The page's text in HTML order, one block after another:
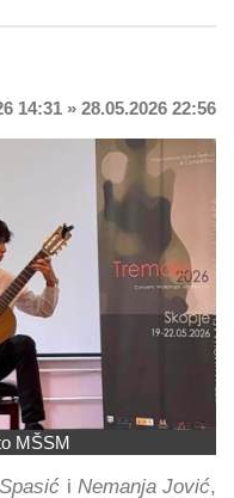
14:31 » 28.05.2026 22:56
MŠSM
i Nemanja Jović,